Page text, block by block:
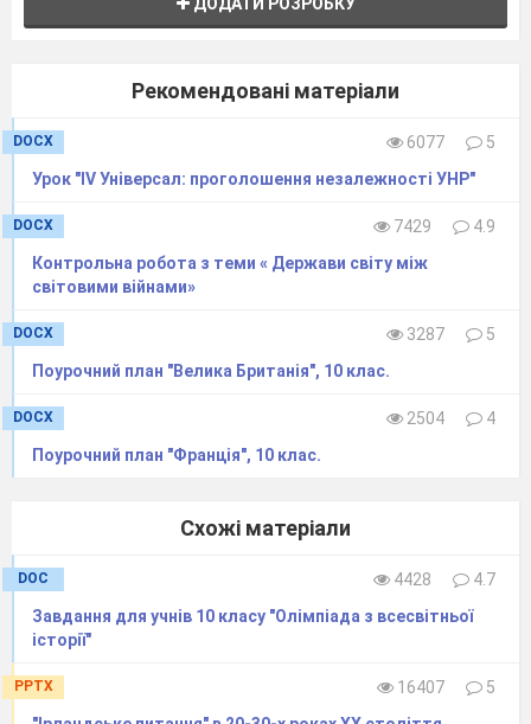
зосереджена важка
з метою вивезення
Німецький уряд закликав
засудили окупацію.
війська були виведені із
Рурської області.
для розв’язання
репараційної проблеми,
Дауеса і план Юнга.
ського конфлікту.
Робота в парах.
Рекомендовані матеріали
DOCX 6077
5
Урок "IV Універсал: проголошення незалежності УНР"
DOCX 7429
4.9
Контрольна робота з теми « Держави світу між
світовими війнами»
DOCX 3287
5
Поурочний план "Велика Британія", 10 клас.
DOCX 2504
4
Поурочний план "Франція", 10 клас.
Схожі матеріали
DOC 4428
4.7
Завдання для учнів 10 класу "Олімпіада з всесвітньої
історії"
PPTX 16407
5